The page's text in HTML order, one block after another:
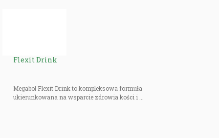
Flexit Drink
Megabol Flexit Drink to kompleksowa formuła
ukierunkowana na wsparcie zdrowia kości i ...